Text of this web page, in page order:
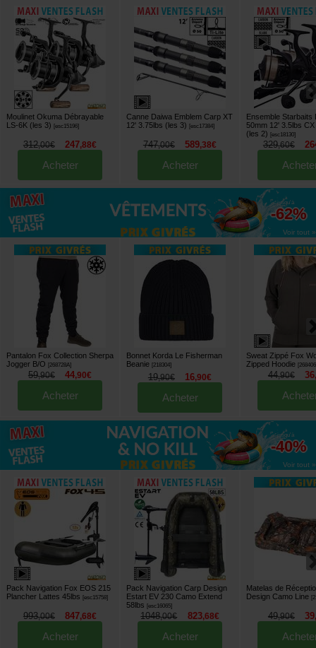
Moulinet Okuma Débrayable
LS-6K (les 3)
[esc15196]
312,00€ 247,88€
Acheter
Canne Daiwa Emblem Carp XT
12' 3.75lbs (les 3)
[esc17384]
747,00€ 589,38€
Acheter
Ensemble Starbaits
50mm 12' 3.5lbs
(les 2)
[esc18130]
329,60€
jusqu'à
-62%
Voir tout »
Pantalon Fox Collection Sherpa
Jogger B/O [268728A]
59,90€ 44,90€
Acheter
Bonnet Korda Le Fisherman
Beanie [218304]
19,90€ 16,90€
Acheter
Sweat Zippé Fox
Zipped Hoodie [
44,90€ 36
jusqu'à
-40%
Voir tout »
Pack Navigation Fox EOS 215
Plancher Lattes 45lbs [esc15758]
993,00€ 847,68€
Acheter
Pack Navigation Carp Design
Estart EV 230 Camo Extend
58lbs [esc16065]
1048,00€ 823,68€
Acheter
Matelas de
Design Camo Line [
49,90€ 39